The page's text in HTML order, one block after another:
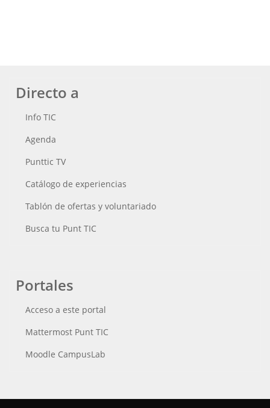
Directo a
Info TIC
Agenda
Punttic TV
Catálogo de experiencias
Tablón de ofertas y voluntariado
Busca tu Punt TIC
Portales
Acceso a este portal
Mattermost Punt TIC
Moodle CampusLab